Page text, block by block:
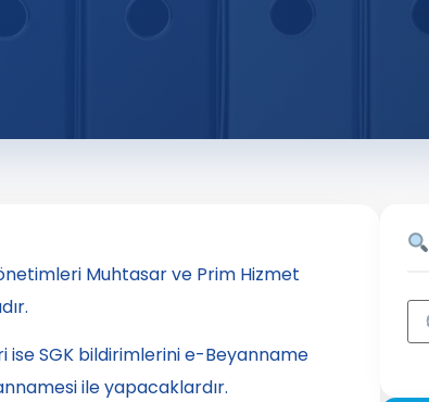
Muhtasar ve Prim Hizmet
SGK bildirimlerini e-Beyanname
ile yapacaklardır.